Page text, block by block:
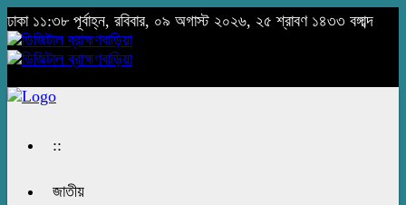
ঢাকা ১১:৩৮ পূর্বাহ্ন, রবিবার, ০৯ অগাস্ট ২০২৬, ২৫ শ্রাবণ ১৪৩৩ বঙ্গাব্দ
::
জাতীয়